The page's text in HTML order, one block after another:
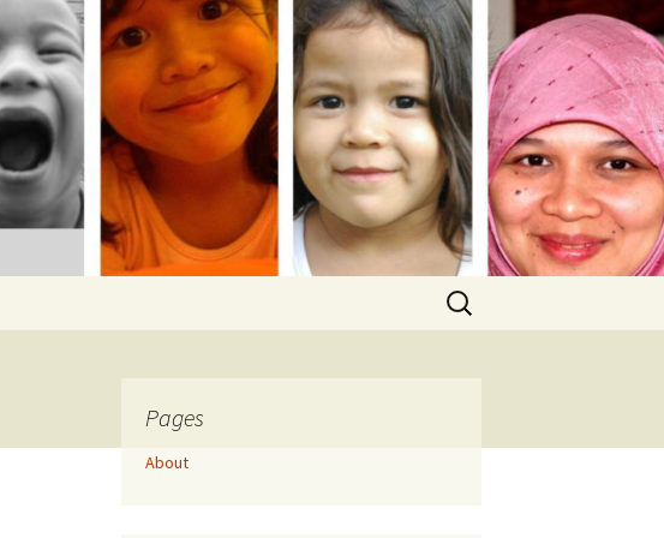
Search
for:
Pages
About